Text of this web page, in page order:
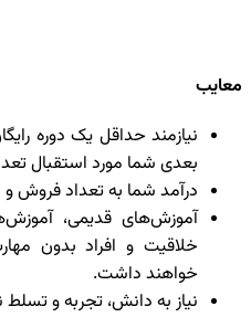
معایب
نیازمند حداقل یک دوره
بعدی شما مورد استقبال
درآمد شما به تعداد فروش
آموزش‌های قدیمی،
خلاقیت و افراد بدون
خواهند داشت.
نیاز به دانش، تجربه و تسلط